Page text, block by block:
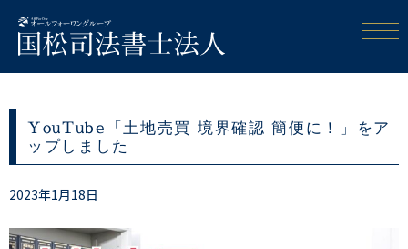
YouTube「土地売買 境界確認 簡便に！」をア
ップしました
2023年1月18日